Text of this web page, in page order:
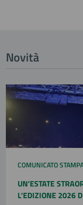
Novità
COMUNICATO
UN’ESTATE
L’EDIZIONE 2026